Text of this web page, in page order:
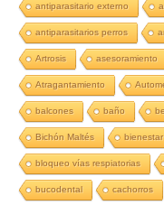
antiparasitario externo
antiparasitarios perros
Artrosis asesoramiento
Atragantamiento
balcones baño
Bichón Maltés
bloqueo vías respiatorias
bucodental cachorros